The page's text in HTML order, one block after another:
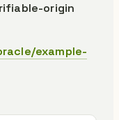
origin
example-